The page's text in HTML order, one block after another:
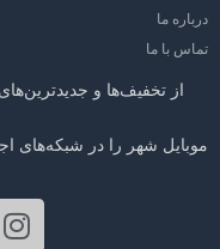
درباره ما
تماس با ما
از تخفیف‌ها و
موبایل شهر را در شبکه‌های